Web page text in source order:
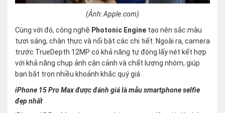
(Ảnh: Apple.com)
Cùng với đó, công nghệ Photonic Engine tạo nên sắc màu
tươi sáng, chân thực và nổi bật các chi tiết. Ngoài ra, camera
trước TrueDepth 12MP có khả năng tự động lấy nét kết hợp
với khả năng chụp ảnh cận cảnh và chất lượng nhóm, giúp
bạn bắt trọn nhiều khoảnh khắc quý giá.
iPhone 15 Pro Max được đánh giá là mẫu smartphone selfie
đẹp nhất